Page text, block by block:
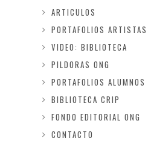
ARTICULOS
PORTAFOLIOS ARTISTAS
VIDEO: BIBLIOTECA
PILDORAS ONG
PORTAFOLIOS ALUMNOS
BIBLIOTECA CRIP
FONDO EDITORIAL ONG
CONTACTO